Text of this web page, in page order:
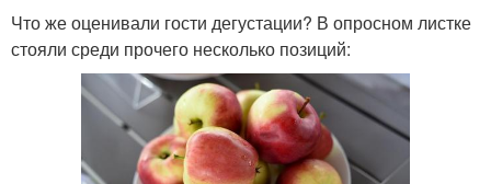
Что же оценивали гости дегустации? В опросном листке
стояли среди прочего несколько позиций: